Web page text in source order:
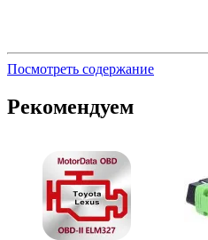
Посмотреть содержание
Рекомендуем